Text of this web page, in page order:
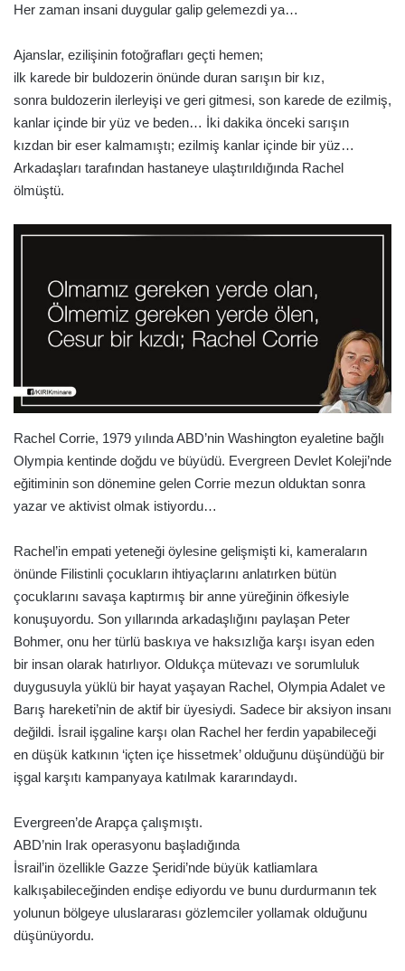
Her zaman insani duygular galip gelemezdi ya…
Ajanslar, ezilişinin fotoğrafları geçti hemen;
ilk karede bir buldozerin önünde duran sarışın bir kız,
sonra buldozerin ilerleyişi ve geri gitmesi, son karede de ezilmiş,
kanlar içinde bir yüz ve beden… İki dakika önceki sarışın
kızdan bir eser kalmamıştı; ezilmiş kanlar içinde bir yüz…
Arkadaşları tarafından hastaneye ulaştırıldığında Rachel
ölmüştü.
Rachel Corrie, 1979 yılında ABD’nin Washington eyaletine bağlı
Olympia kentinde doğdu ve büyüdü. Evergreen Devlet Koleji’nde
eğitiminin son dönemine gelen Corrie mezun olduktan sonra
yazar ve aktivist olmak istiyordu…
Rachel’in empati yeteneği öylesine gelişmişti ki, kameraların
önünde Filistinli çocukların ihtiyaçlarını anlatırken bütün
çocuklarını savaşa kaptırmış bir anne yüreğinin öfkesiyle
konuşuyordu. Son yıllarında arkadaşlığını paylaşan Peter
Bohmer, onu her türlü baskıya ve haksızlığa karşı isyan eden
bir insan olarak hatırlıyor. Oldukça mütevazı ve sorumluluk
duygusuyla yüklü bir hayat yaşayan Rachel, Olympia Adalet ve
Barış hareketi’nin de aktif bir üyesiydi. Sadece bir aksiyon insanı
değildi. İsrail işgaline karşı olan Rachel her ferdin yapabileceği
en düşük katkının ‘içten içe hissetmek’ olduğunu düşündüğü bir
işgal karşıtı kampanyaya katılmak kararındaydı.
Evergreen’de Arapça çalışmıştı.
ABD’nin Irak operasyonu başladığında
İsrail’in özellikle Gazze Şeridi’nde büyük katliamlara
kalkışabileceğinden endişe ediyordu ve bunu durdurmanın tek
yolunun bölgeye uluslararası gözlemciler yollamak olduğunu
düşünüyordu.